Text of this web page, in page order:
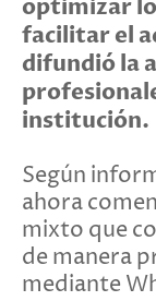
optimizar
facilitar el
difundió la
institución.
Según
ahora
mixto que
de manera
mediante